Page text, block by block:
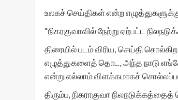
உலகச் செய்திகள் என்ற
”நிகரகுவாவில் நேற்று ஏற்பட்ட
திரையில் படம் விரிய, செய்தி
எழுத்துகளைத் தொட, அந்த நாடு
என்று எல்லாம் விளக்கமாகச்
திரும்ப, நிகராகுவா